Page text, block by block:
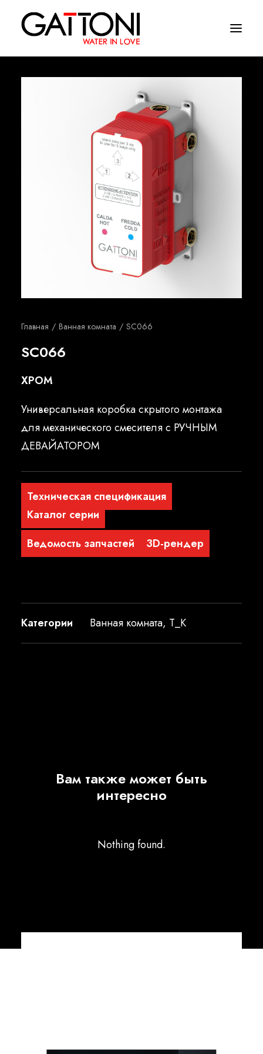
Oружающая среда
Главная Ванная комната SC066
SC066
ХРОМ
Универсальная коробка скрытого монтажа
для механического смесителя с РУЧНЫМ
ДЕВАЙАТОРОМ
Техническая спецификация
Каталог серии
Ведомость запчастей
3D-рендер
Категории Ванная комната, T_K
Вам также может быть
интересно
Nothing found.